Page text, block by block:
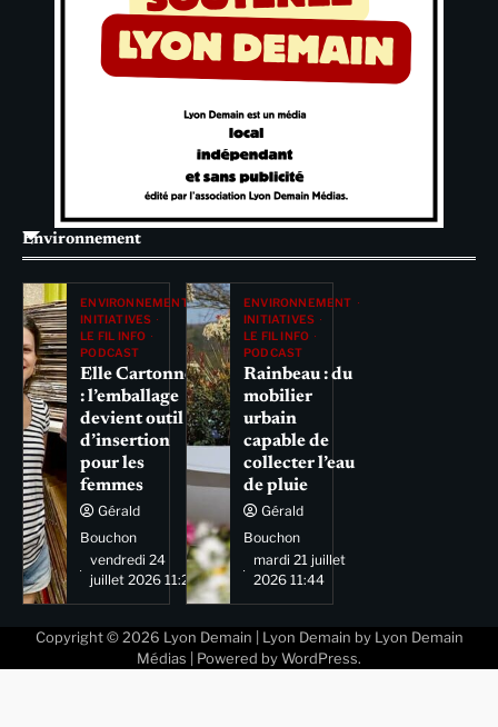
Environnement
ENVIRONNEMENT
INITIATIVES
LE FIL INFO
PODCAST
Elle Cartonne
: l’emballage
devient outil
d’insertion
pour les
femmes
Gérald
Bouchon
vendredi 24
juillet 2026 11:29
ENVIRONNEMENT
INITIATIVES
LE FIL INFO
PODCAST
Rainbeau : du
mobilier
urbain
capable de
collecter l’eau
de pluie
Gérald
Bouchon
mardi 21 juillet
2026 11:44
Copyright © 2026 Lyon Demain | Lyon Demain by Lyon Demain
Médias | Powered by WordPress.